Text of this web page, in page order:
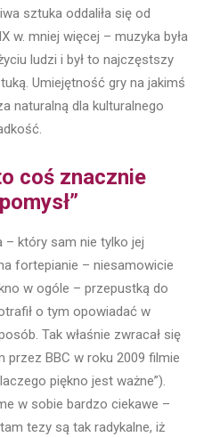
sztuka oddaliła się od
w. mniej więcej – muzyka była
ludzi i był to najczęstszy
Umiejętność gry na jakimś
naturalną dla kulturalnego
coś znacznie
– który sam nie tylko jej
fortepianie – niesamowicie
w ogóle – przepustką do
o tym opowiadać w
Tak właśnie zwracał się
przez BBC w roku 2009 filmie
piękno jest ważne”).
w sobie bardzo ciekawe –
tezy są tak radykalne, iż